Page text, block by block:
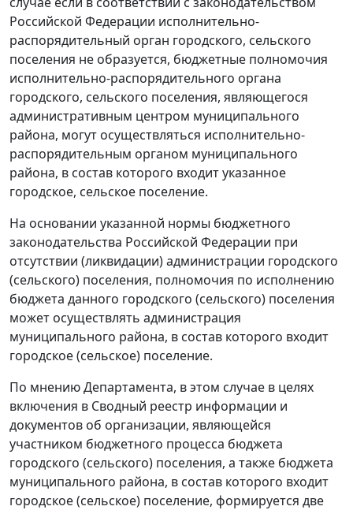
Российской Федерации исполнительно-
распорядительный орган городского, сельского
поселения не образуется, бюджетные полномочия
исполнительно-распорядительного органа
городского, сельского поселения, являющегося
административным центром муниципального
района, могут осуществляться исполнительно-
распорядительным органом муниципального
района, в состав которого входит указанное
городское, сельское поселение.
На основании указанной нормы бюджетного
законодательства Российской Федерации при
отсутствии (ликвидации) администрации городского
(сельского) поселения, полномочия по исполнению
бюджета данного городского (сельского) поселения
может осуществлять администрация
муниципального района, в состав которого входит
городское (сельское) поселение.
По мнению Департамента, в этом случае в целях
включения в Сводный реестр информации и
документов об организации, являющейся
участником бюджетного процесса бюджета
городского (сельского) поселения, а также бюджета
муниципального района, в состав которого входит
городское (сельское) поселение, формируется две